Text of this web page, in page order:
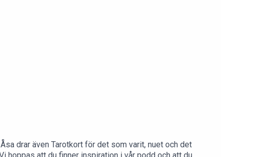
drar även Tarotkort för det som varit, nuet och det